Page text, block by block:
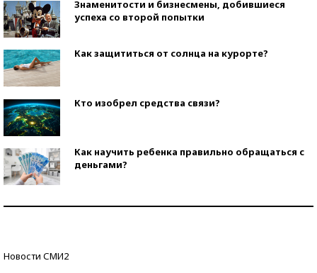
Знаменитости и бизнесмены, добившиеся
успеха со второй попытки
Как защититься от солнца на курорте?
Кто изобрел средства связи?
Как научить ребенка правильно обращаться с
деньгами?
Новости СМИ2